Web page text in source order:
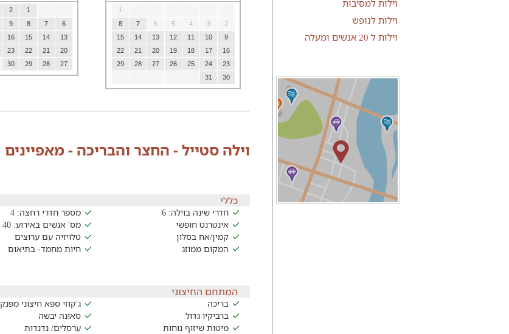
וילות למסיבות
וילות לנופש
וילות ל 20 אנשים ומעלה
1
2
3
4
5
6
7
8
9
10
11
12
13
14
15
16
17
18
19
20
21
22
23
24
25
26
27
28
29
30
31
1
2
6
7
8
9
13
14
15
16
20
21
22
23
27
28
29
30
וילה סטייל - החצר והבריכה - מאפיינים
כללי
חדרי שינה בוילה: 6 מספר חדרי רחצה: 4
אינטרנט חופשי
מס' אנשים באירוע: 40
קמין/אח בסלון
טלויזיה עם ערוצים
המקום ממוזג
חיות מחמד- בתיאום
המתחם החיצוני
בריכה ג'קוזי ספא חיצוני מפנק
ברביקיו גדול
סאונה יבשה
מיטות שיזוף נוחות
ערסלים/ נדנדות